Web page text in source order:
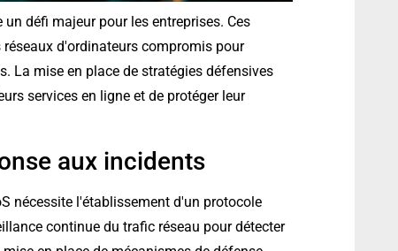
défi majeur pour les entreprises. Ces
d'ordinateurs compromis pour
La mise en place de stratégies défensives
services en ligne et de protéger leur
aux incidents
nécessite l'établissement d'un protocole
continue du trafic réseau pour détecter